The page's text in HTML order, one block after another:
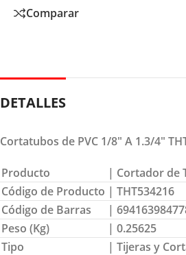
Comparar
DETALLES
Cortatubos de PVC 1/8″ A 1.3/4″
Producto
| Cortador de
Código de Producto | THT534216
Código de Barras
|
Peso (Kg)
| 0.25625
Tipo
| Tijeras y